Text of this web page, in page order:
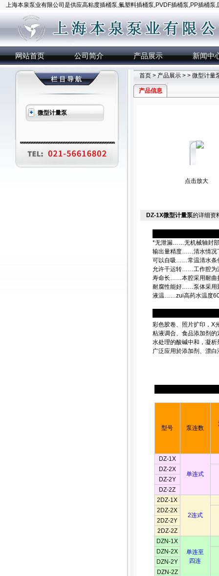
上海本泉泵业有限公司是供应高粘度插桶泵,氟塑料插桶泵,PVDF插桶泵,PP插桶泵
网站首页 公司简介 产品展示 新闻中
微型计量泵
首页 > 产品展示 > > 微型计量
产品信息
点击放大
DZ-1X微型计量泵的详细资
*无泄漏……无机械轴封
输出量精度……清水情况
可以自吸……常温清水条
允许干运转……工作腔为
寿命长……本腔采用耐曲
耐腐性能好……泵体采用
液温……zui高药水温度
彩色胶卷、照片扩印，X
粘液调合、食品添加剂
水处理的酸碱中和，凝
广泛应用於添加剂、漂
型号 泵连数
DZ-1X
单连式
DZ-2X
DZ-2Y
DZ-2Z
2DZ-1X
2连式
2DZ-2X
2DZ-2Y
2DZ-2Z
DZN-1X
单连至
四连
DZN-2X
DZN-2Y
DZN-2Z